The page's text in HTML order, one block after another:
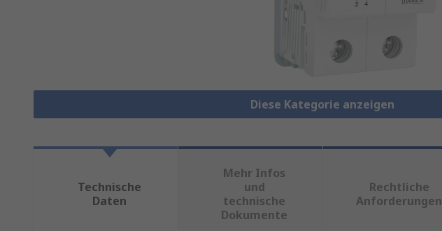
Diese Kategorie anzeigen
Technische
Daten
Mehr Infos
und
technische
Dokumente
Rechtliche
Anforderungen